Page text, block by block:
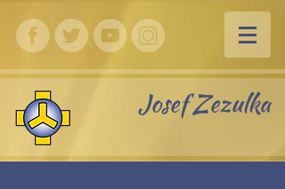
Josef Zezulka